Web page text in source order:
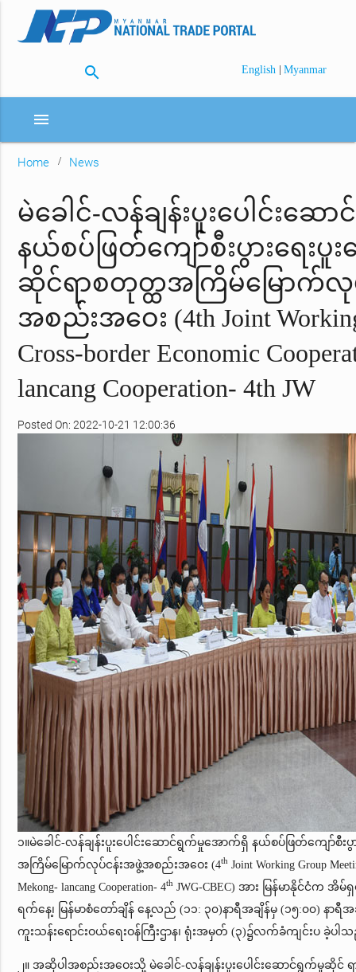
search English | Myanmar
menu
Home News
မဲခေါင်-လန်ချန်းပူးပေါင်းဆ
နယ်စပ်ဖြတ်ကျော်စီးပွားရေးပူ
ဆိုင်ရာစတုတ္ထအ​ကြိမ်မြောက်လု
အစည်းအဝေး (4th Joint
Cross-border Economic
lancang Cooperation- 4th JW
Posted On: 2022-10-21 12:00:36
၁။မဲခေါင်-လန်ချန်းပူးပေါင်းဆောင်ရွက်မှုအောက်ရှိ နယ်စပ်ဖြတ်ကျော်စီး
အကြိမ်မြောက်လုပ်ငန်းအဖွဲ့အစည်းအဝေး (4th Joint Working Group
Mekong- lancang Cooperation- 4th JWG-CBEC) အား မြန်မာနိုင်ငံက
ရက်နေ့၊ မြန်မာစံတော်ချိန် နေ့လည် (၁၁: ၃၀)နာရီအချိန်မှ (၁၅:၀၀) နာရီအ
ကူးသန်းရောင်းဝယ်ရေးဝန်ကြီးဌာန၊ ရုံးအမှတ် (၃)၌လက်ခံကျင်းပ ခဲ့ပါ
၂။ အဆိုပါအစည်းအဝေးသို့ မဲခေါင်-လန်ချန်းပူးပေါင်းဆောင်ရွက်မှုဆိုင်